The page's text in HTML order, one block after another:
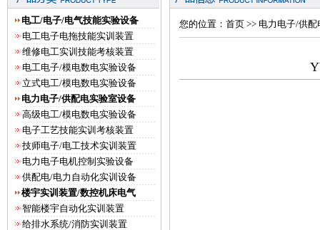
电工/电子/电气技能实验设备
电工电子电拖技能实训装置
维修电工实训技能考核装置
电工电子/模电数电实验设备
立式电工/模电数电实验设备
电力电子/供配电实验室设备
高级电工/模电数电实验设备
电子工艺技能实训考核装置
技师电子/电工技术实训装置
电力电子电机控制实验设备
供配电/电力自动化实训设备
楼宇实训装置/数控机床电气
智能楼宇自动化实训装置
给排水系统/消防实训装置
您的位置： 首页>> 电力电子/供